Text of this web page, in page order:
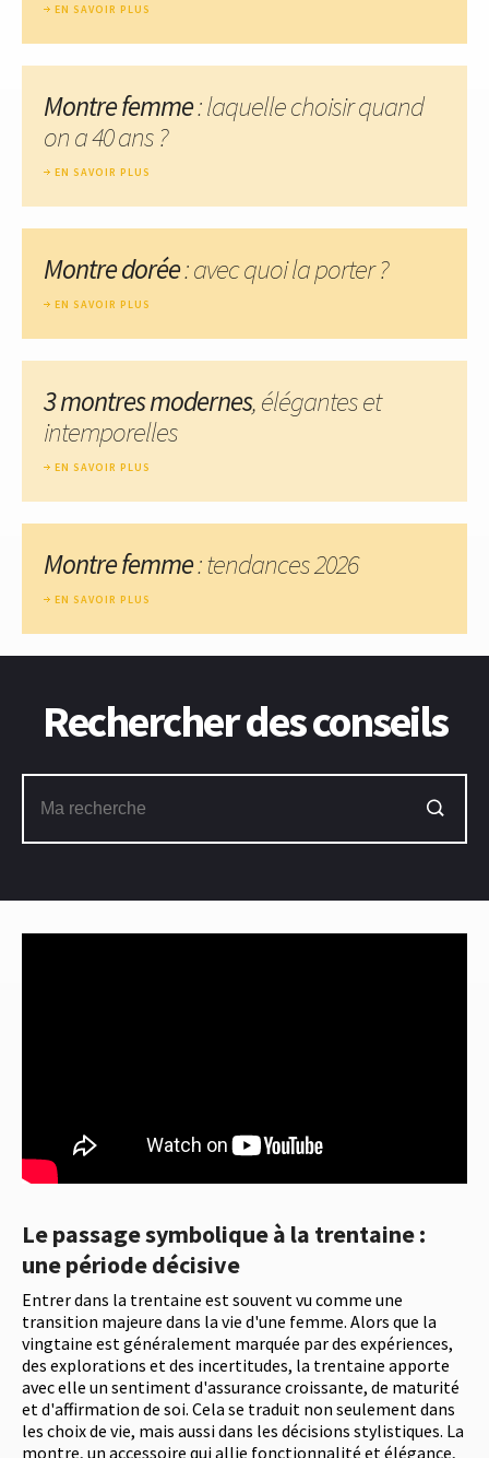
Le passage symbolique à la trentaine :
une période décisive
Entrer dans la trentaine est souvent vu comme une
transition majeure dans la vie d'une femme. Alors que la
vingtaine est généralement marquée par des expériences,
des explorations et des incertitudes, la trentaine apporte
avec elle un sentiment d'assurance croissante, de maturité
et d'affirmation de soi. Cela se traduit non seulement dans
les choix de vie, mais aussi dans les décisions stylistiques. La
montre, un accessoire qui allie fonctionnalité et élégance,
EN SAVOIR PLUS
Montre femme: laquelle choisir quand
on a 40 ans ?
EN SAVOIR PLUS
Montre dorée: avec quoi la porter ?
EN SAVOIR PLUS
3 montres modernes, élégantes et
intemporelles
EN SAVOIR PLUS
Montre femme: tendances 2026
EN SAVOIR PLUS
Rechercher des conseils